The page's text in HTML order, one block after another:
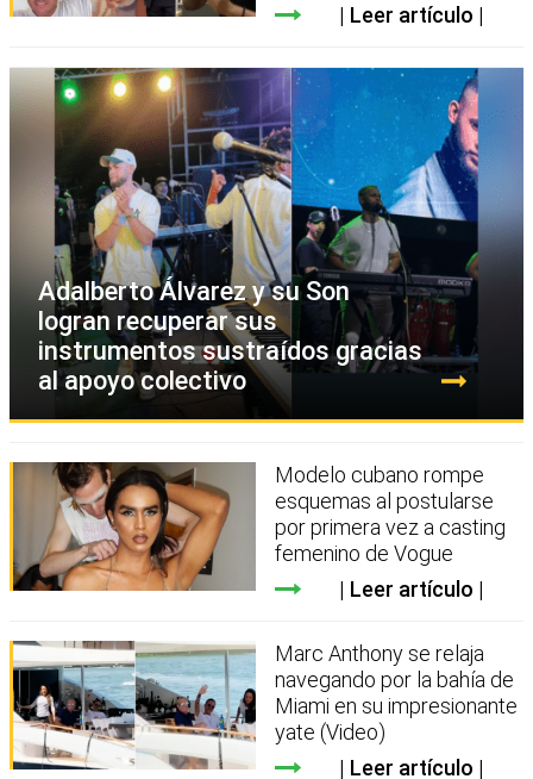
Leer artículo
Adalberto Álvarez y su Son
logran recuperar sus
instrumentos sustraídos gracias
al apoyo colectivo
Modelo cubano rompe
esquemas al postularse
por primera vez a casting
femenino de Vogue
Leer artículo
Marc Anthony se relaja
navegando por la bahía de
Miami en su impresionante
yate (Video)
Leer artículo